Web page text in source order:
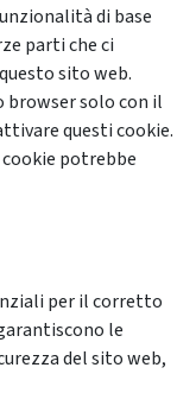
di base
parti che ci
sito web.
solo con il
questi cookie.
potrebbe
per il corretto
le
del sito web,